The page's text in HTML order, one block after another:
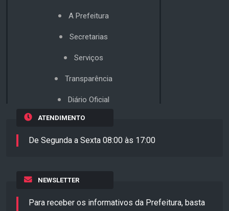
A Prefeitura
Secretarias
Serviços
Transparência
Diário Oficial
ATENDIMENTO
De Segunda a Sexta 08:00 às 17:00
NEWSLETTER
Para receber os informativos da Prefeitura, basta